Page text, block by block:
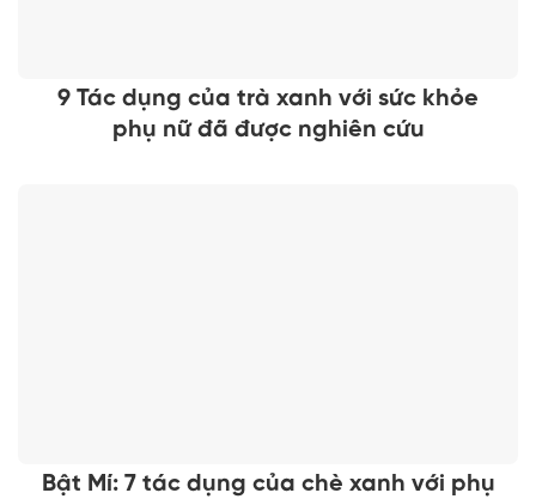
9 Tác dụng của trà xanh với sức khỏe
phụ nữ đã được nghiên cứu
Bật Mí: 7 tác dụng của chè xanh với phụ